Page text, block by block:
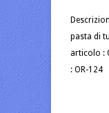
pasta di
articolo :
: OR-124